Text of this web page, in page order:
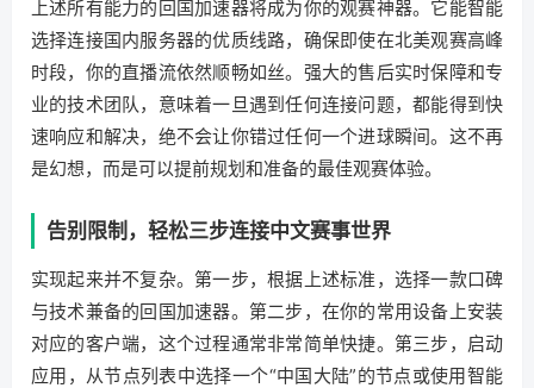
上述所有能力的回国加速器将成为你的观赛神器。它能智能
选择连接国内服务器的优质线路，确保即使在北美观赛高峰
时段，你的直播流依然顺畅如丝。强大的售后实时保障和专
业的技术团队，意味着一旦遇到任何连接问题，都能得到快
速响应和解决，绝不会让你错过任何一个进球瞬间。这不再
是幻想，而是可以提前规划和准备的最佳观赛体验。
告别限制，轻松三步连接中文赛事世界
实现起来并不复杂。第一步，根据上述标准，选择一款口碑
与技术兼备的回国加速器。第二步，在你的常用设备上安装
对应的客户端，这个过程通常非常简单快捷。第三步，启动
应用，从节点列表中选择一个“中国大陆”的节点或使用智能